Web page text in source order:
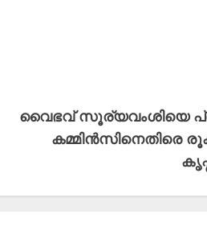
വൈഭവ് സൂര്യവംശിയെ
കമ്മിൻസിനെതിരെ